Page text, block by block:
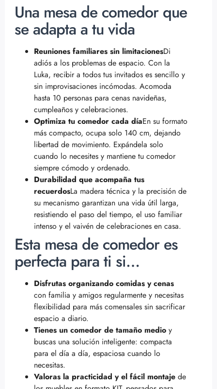
Una mesa de comedor que
se adapta a tu vida
Reuniones familiares sin limitacionesDi
adiós a los problemas de espacio. Con la
Luka, recibir a todos tus invitados es sencillo y
sin improvisaciones incómodas. Acomoda
hasta 10 personas para cenas navideñas,
cumpleaños y celebraciones.
Optimiza tu comedor cada díaEn su formato
más compacto, ocupa solo 140 cm, dejando
libertad de movimiento. Expándela solo
cuando lo necesites y mantiene tu comedor
siempre cómodo y ordenado.
Durabilidad que acompaña tus
recuerdosLa madera técnica y la precisión de
su mecanismo garantizan una vida útil larga,
resistiendo el paso del tiempo, el uso familiar
intenso y el vaivén de celebraciones en casa.
Esta mesa de comedor es
perfecta para ti si…
Disfrutas organizando comidas y cenas
con familia y amigos regularmente y necesitas
flexibilidad para más comensales sin sacrificar
espacio a diario.
Tienes un comedor de tamaño medio y
buscas una solución inteligente: compacta
para el día a día, espaciosa cuando lo
necesitas.
Valoras la practicidad y el fácil montaje de